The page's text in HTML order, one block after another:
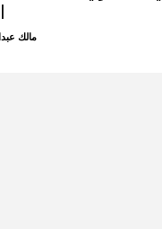
مالك